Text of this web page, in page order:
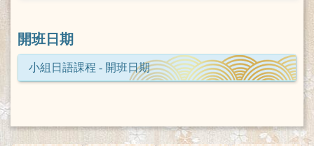
開班日期
小組日語課程 - 開班日期